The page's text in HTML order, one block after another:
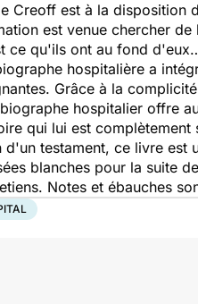
Creoff est à la disposition
est venue chercher
ce qu'ils ont au fond
hospitalière a
Grâce à la
hospitalier offre
qui lui est complètement
d'un testament, ce livre est
blanches pour la suite
Notes et ébauches